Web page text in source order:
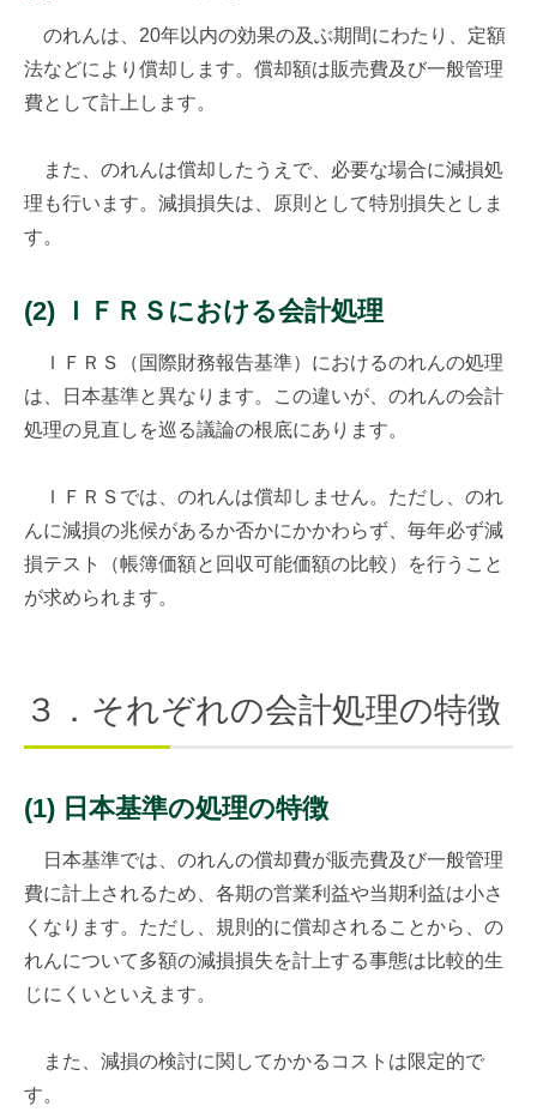
のれんは、20年以内の効果の及ぶ期間にわたり、定額
法などにより償却します。償却額は販売費及び一般管理
費として計上します。
また、のれんは償却したうえで、必要な場合に減損処
理も行います。減損損失は、原則として特別損失としま
す。
(2) ＩＦＲＳにおける会計処理
ＩＦＲＳ（国際財務報告基準）におけるのれんの処理
は、日本基準と異なります。この違いが、のれんの会計
処理の見直しを巡る議論の根底にあります。
ＩＦＲＳでは、のれんは償却しません。ただし、のれ
んに減損の兆候があるか否かにかかわらず、毎年必ず減
損テスト（帳簿価額と回収可能価額の比較）を行うこと
が求められます。
３．それぞれの会計処理の特徴
(1) 日本基準の処理の特徴
日本基準では、のれんの償却費が販売費及び一般管理
費に計上されるため、各期の営業利益や当期利益は小さ
くなります。ただし、規則的に償却されることから、の
れんについて多額の減損損失を計上する事態は比較的生
じにくいといえます。
また、減損の検討に関してかかるコストは限定的で
す。